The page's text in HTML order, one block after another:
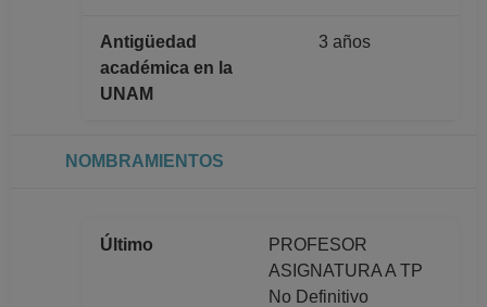
Antigüedad
académica en la
UNAM
3 años
NOMBRAMIENTOS
Último
PROFESOR
ASIGNATURA A TP
No Definitivo